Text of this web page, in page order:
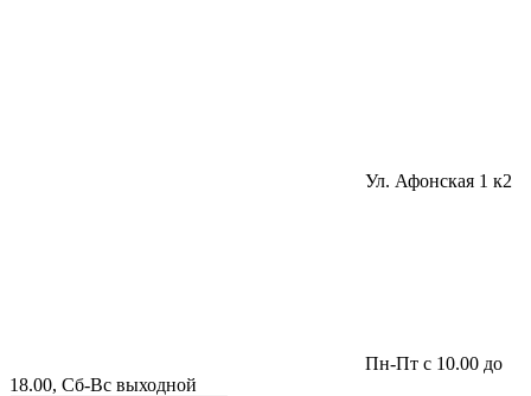
Ул. Афонская 1 к2
Пн-Пт с 10.00 до
18.00, Сб-Вс выходной